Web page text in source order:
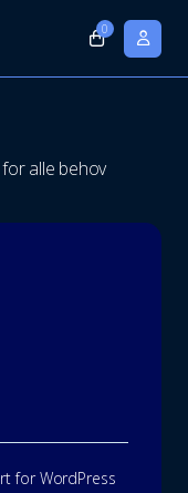
0
alle behov
for WordPress